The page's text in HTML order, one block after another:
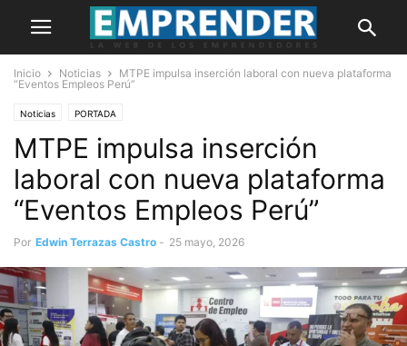
Inicio Noticias
MTPE impulsa inserción laboral con nueva plataforma
“Eventos Empleos Perú”
Noticias PORTADA
MTPE impulsa inserción
laboral con nueva plataforma
“Eventos Empleos Perú”
Por Edwin Terrazas Castro - 25 mayo, 2026